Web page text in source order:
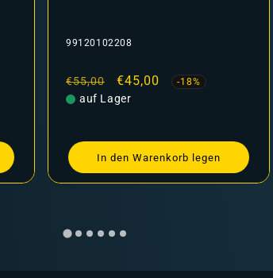
99120102208
Normaler
Preis
€55,00 Verkaufspreis
€45,00 -18%
auf Lager
In den Warenkorb legen